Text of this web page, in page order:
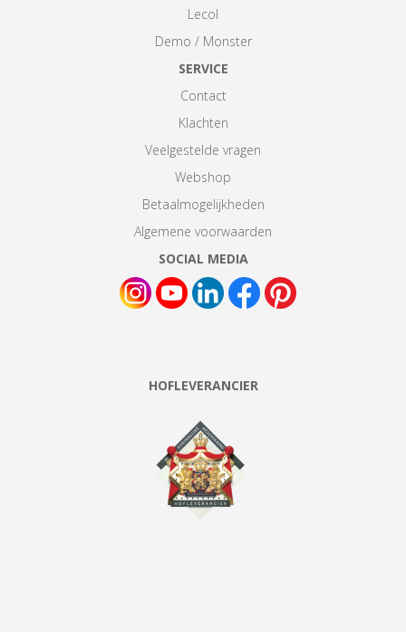
Lecol
Demo / Monster
SERVICE
Contact
Klachten
Veelgestelde vragen
Webshop
Betaalmogelijkheden
Algemene voorwaarden
SOCIAL MEDIA
HOFLEVERANCIER